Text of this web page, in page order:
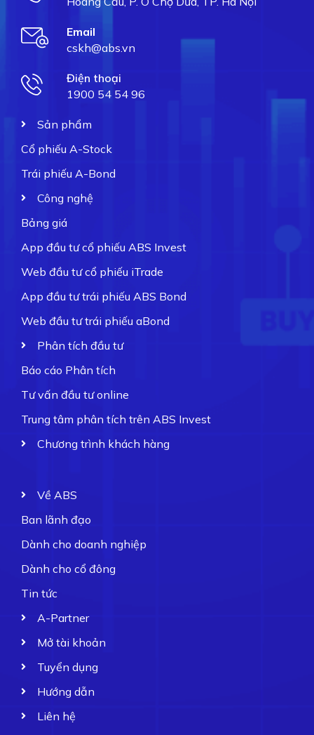
Email
cskh@abs.vn
Điện thoại
1900 54 54 96
Sản phẩm
Cổ phiếu A-Stock
Trái phiếu A-Bond
Công nghệ
Bảng giá
App đầu tư cổ phiếu ABS Invest
Web đầu tư cổ phiếu iTrade
App đầu tư trái phiếu ABS Bond
Web đầu tư trái phiếu aBond
Phân tích đầu tư
Báo cáo Phân tích
Tư vấn đầu tư online
Trung tâm phân tích trên ABS Invest
Chương trình khách hàng
Về ABS
Ban lãnh đạo
Dành cho doanh nghiệp
Dành cho cổ đông
Tin tức
A-Partner
Mở tài khoản
Tuyển dụng
Hướng dẫn
Liên hệ